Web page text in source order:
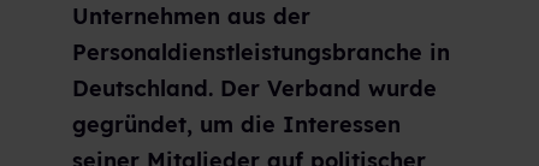
Unternehmen aus der
Personaldienstleistungsbranche in
Deutschland. Der Verband wurde
gegründet, um die Interessen
seiner Mitglieder auf politischer